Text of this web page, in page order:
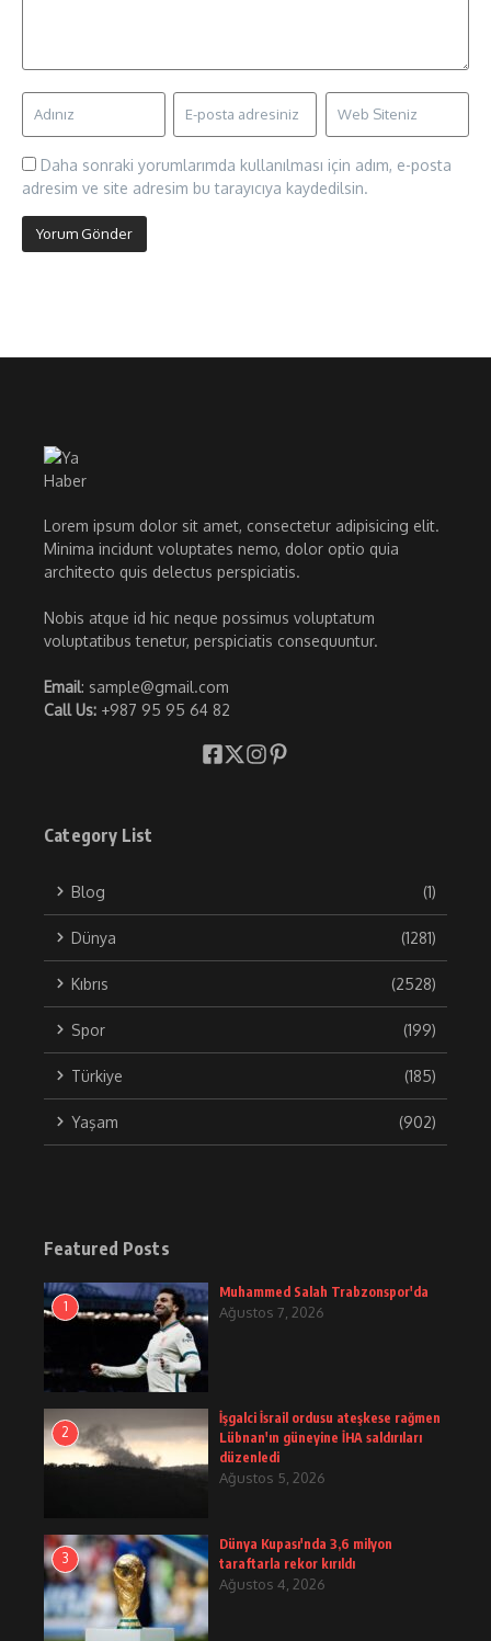
Daha sonraki yorumlarımda kullanılması için adım, e-posta
adresim ve site adresim bu tarayıcıya kaydedilsin.
Lorem ipsum dolor sit amet, consectetur adipisicing elit.
Minima incidunt voluptates nemo, dolor optio quia
architecto quis delectus perspiciatis.
Nobis atque id hic neque possimus voluptatum
voluptatibus tenetur, perspiciatis consequuntur.
Email: sample@gmail.com
Call Us: +987 95 95 64 82
Category List
Blog (1)
Dünya (1281)
Kıbrıs (2528)
Spor (199)
Türkiye (185)
Yaşam (902)
Featured Posts
1
Muhammed Salah Trabzonspor'da
Ağustos 7, 2026
2
İşgalci İsrail ordusu ateşkese rağmen
Lübnan'ın güneyine İHA saldırıları
düzenledi
Ağustos 5, 2026
3
Dünya Kupası'nda 3,6 milyon
taraftarla rekor kırıldı
Ağustos 4, 2026